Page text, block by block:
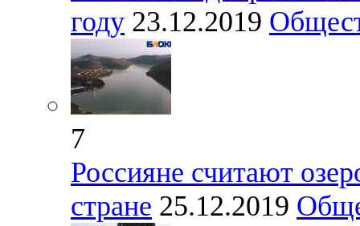
году 23.12.2019
7
Россияне считают
стране 25.12.2019